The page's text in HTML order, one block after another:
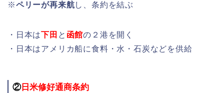
※ペリーが再来航し、条約を結ぶ
・日本は下田 と 函館の２港を開く
・日本はアメリカ船に食料・水・石炭などを供給
②日米修好通商条約